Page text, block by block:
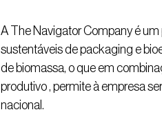
A The Navigator Company é um
sustentáveis de packaging e
de biomassa, o que em
produtivo , permite à empresa
nacional.